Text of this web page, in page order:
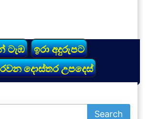
ටැඹ
ඉරා අදුරුපට
දොස්තර උපදෙස්